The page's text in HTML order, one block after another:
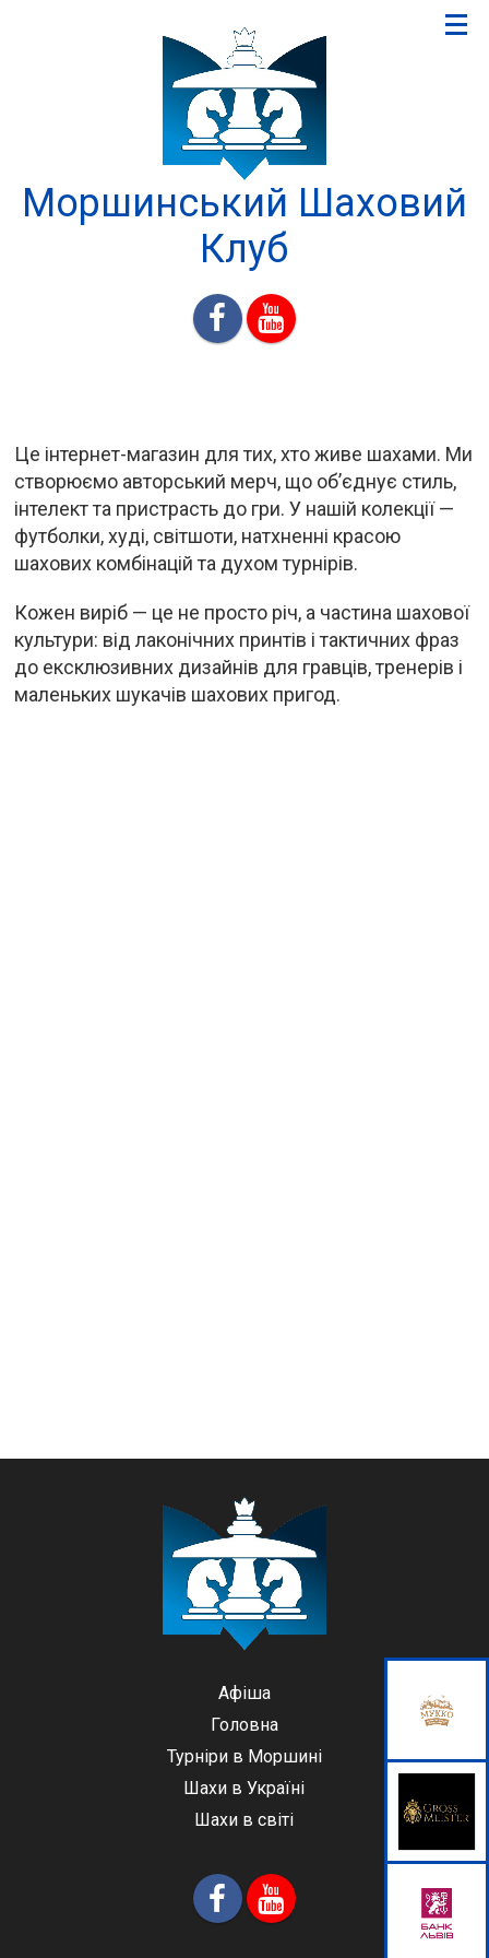
Моршинський Шаховий
Клуб
Це інтернет-магазин для тих, хто живе шахами. Ми
створюємо авторський мерч, що об’єднує стиль,
інтелект та пристрасть до гри. У нашій колекції —
футболки, худі, світшоти, натхненні красою
шахових комбінацій та духом турнірів.
Кожен виріб — це не просто річ, а частина шахової
культури: від лаконічних принтів і тактичних фраз
до ексклюзивних дизайнів для гравців, тренерів і
маленьких шукачів шахових пригод.
Афіша
Головна
Турніри в Моршині
Шахи в Україні
Шахи в світі